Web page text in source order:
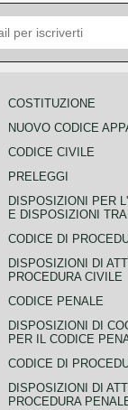
COSTITUZIONE
NUOVO CODICE
CODICE CIVILE
PRELEGGI
DISPOSIZIONI PER
E DISPOSIZIONI
CODICE DI
DISPOSIZIONI DI
PROCEDURA CIVILE
CODICE PENALE
DISPOSIZIONI DI
PER IL CODICE
CODICE DI
DISPOSIZIONI DI
PROCEDURA